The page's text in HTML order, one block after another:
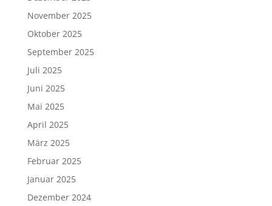
März 2025
Februar 2025
Januar 2025
Dezember 2024
November 2024
Oktober 2024
September 2024
August 2024
Juli 2024
Juni 2024
Mai 2024